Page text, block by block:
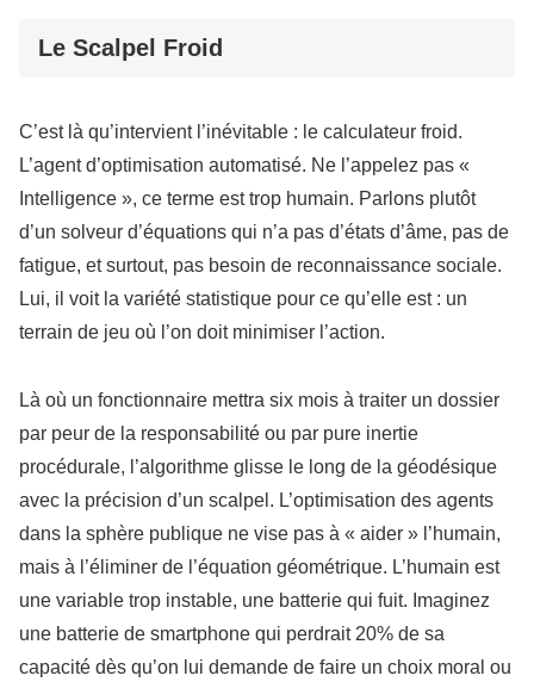
Le Scalpel Froid
C’est là qu’intervient l’inévitable : le calculateur froid.
L’agent d’optimisation automatisé. Ne l’appelez pas «
Intelligence », ce terme est trop humain. Parlons plutôt
d’un solveur d’équations qui n’a pas d’états d’âme, pas de
fatigue, et surtout, pas besoin de reconnaissance sociale.
Lui, il voit la variété statistique pour ce qu’elle est : un
terrain de jeu où l’on doit minimiser l’action.
Là où un fonctionnaire mettra six mois à traiter un dossier
par peur de la responsabilité ou par pure inertie
procédurale, l’algorithme glisse le long de la géodésique
avec la précision d’un scalpel. L’optimisation des agents
dans la sphère publique ne vise pas à « aider » l’humain,
mais à l’éliminer de l’équation géométrique. L’humain est
une variable trop instable, une batterie qui fuit. Imaginez
une batterie de smartphone qui perdrait 20% de sa
capacité dès qu’on lui demande de faire un choix moral ou